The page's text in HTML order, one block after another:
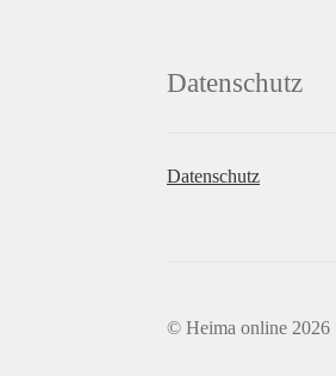
Datenschutz
Datenschutz
© Heima online 2026